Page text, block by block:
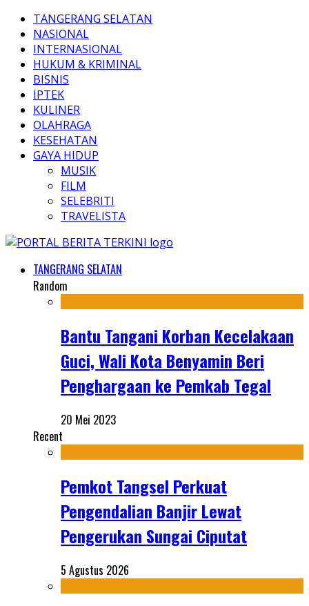
TANGERANG SELATAN
NASIONAL
INTERNASIONAL
HUKUM & KRIMINAL
BISNIS
IPTEK
KULINER
OLAHRAGA
KESEHATAN
GAYA HIDUP
MUSIK
FILM
SELEBRITI
TRAVELISTA
TANGERANG SELATAN
Random
Bantu Tangani Korban Kecelakaan
Guci, Wali Kota Benyamin Beri
Penghargaan ke Pemkab Tegal
20 Mei 2023
Recent
Pemkot Tangsel Perkuat
Pengendalian Banjir Lewat
Pengerukan Sungai Ciputat
5 Agustus 2026